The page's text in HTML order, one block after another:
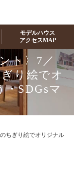
モデルハウス
アクセスMAP
ト〉7／
り絵でオ
SDGsマ
ちぎり絵でオリジナル